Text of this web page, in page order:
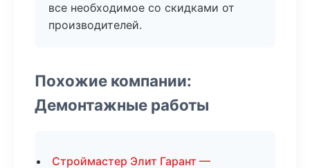
все необходимое со скидками от
производителей.
Похожие компании:
Демонтажные работы
Строймастер Элит Гарант —